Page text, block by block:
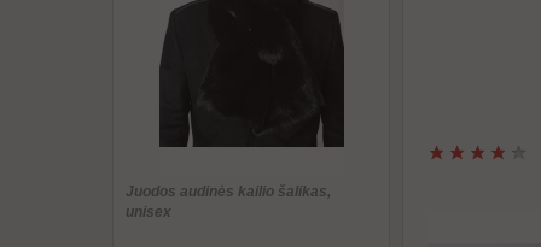
Juodos audinės kailio šalikas,
unisex